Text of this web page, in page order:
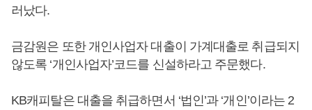
러났다.
금감원은 또한 개인사업자 대출이 가계대출로 취급되지
않도록 ‘개인사업자’코드를 신설하라고 주문했다.
KB캐피탈은 대출을 취급하면서 ‘법인’과 ‘개인’이라는 2